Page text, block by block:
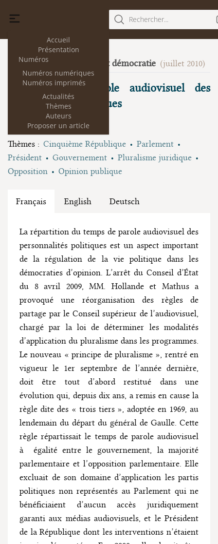
Accueil
Présentation
Numéros
Numéros numériques
Numéros imprimés
Actualités
Thèmes
Auteurs
Proposer un article
Rechercher...
4 Science du droit et démocratie (juillet 2010)
Le temps de parole audiovisuel des
personnalités politiques
Quentin Epron
Thèmes : Cinquième République
Parlement
Président
Gouvernement
Pluralisme juridique
Opposition
Opinion publique
Français English Deutsch
La répartition du temps de parole audiovisuel des
personnalités politiques est un aspect important
de la régulation de la vie politique dans les
démocraties d’opinion. L’arrêt du Conseil d’État
du 8 avril 2009, MM. Hollande et Mathus a
provoqué une réorganisation des règles de
partage par le Conseil supérieur de l’audiovisuel,
chargé par la loi de déterminer les modalités
d’application du pluralisme dans les programmes.
Le nouveau « principe de pluralisme », rentré en
vigueur le 1er septembre de l’année dernière,
doit être tout d’abord restitué dans une
évolution qui, depuis dix ans, a remis en cause la
règle dite des « trois tiers », adoptée en 1969, au
lendemain du départ du général de Gaulle. Cette
règle répartissait le temps de parole audiovisuel
à égalité entre le gouvernement, la majorité
parlementaire et l’opposition parlementaire. Elle
excluait de son domaine d’application les partis
politiques non représentés au Parlement qui ne
bénéficiaient d’aucun accès juridiquement
garanti aux médias audiovisuels, et le Président
de la République dont les interventions n’étaient